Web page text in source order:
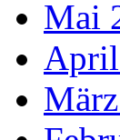
Mai